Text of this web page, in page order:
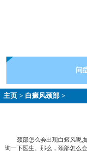
问
主页 > 白癜风颈部 >
颈部怎么会出现白癜风呢,如
询一下医生。那么，颈部怎么